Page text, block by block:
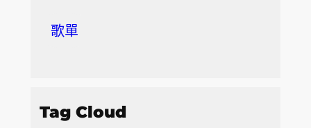
歌單
Tag Cloud